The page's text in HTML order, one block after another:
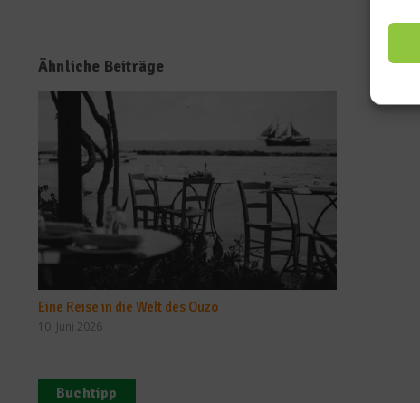
Ähnliche Beiträge
Eine Reise in die Welt des Ouzo
10. Juni 2026
Buchtipp